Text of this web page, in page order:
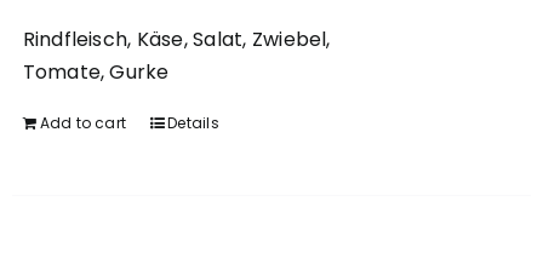
Rindfleisch, Käse, Salat, Zwiebel,
Tomate, Gurke
Add to cart Details